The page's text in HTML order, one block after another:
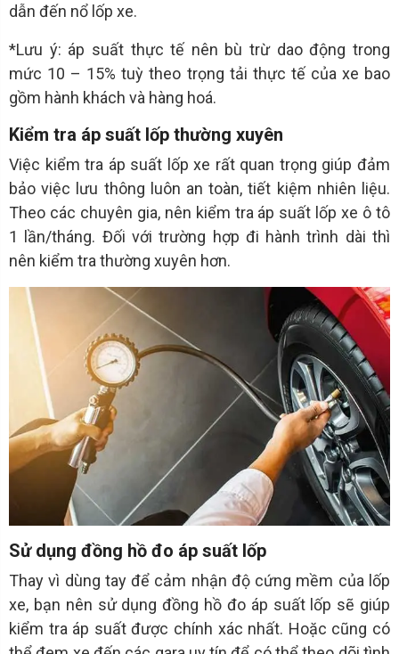
dẫn đến nổ lốp xe.
*Lưu ý: áp suất thực tế nên bù trừ dao động trong
mức 10 – 15% tuỳ theo trọng tải thực tế của xe bao
gồm hành khách và hàng hoá.
Kiểm tra áp suất lốp thường xuyên
Việc kiểm tra áp suất lốp xe rất quan trọng giúp đảm
bảo việc lưu thông luôn an toàn, tiết kiệm nhiên liệu.
Theo các chuyên gia, nên kiểm tra áp suất lốp xe ô tô
1 lần/tháng. Đối với trường hợp đi hành trình dài thì
nên kiểm tra thường xuyên hơn.
Sử dụng đồng hồ đo áp suất lốp
Thay vì dùng tay để cảm nhận độ cứng mềm của lốp
xe, bạn nên sử dụng đồng hồ đo áp suất lốp sẽ giúp
kiểm tra áp suất được chính xác nhất. Hoặc cũng có